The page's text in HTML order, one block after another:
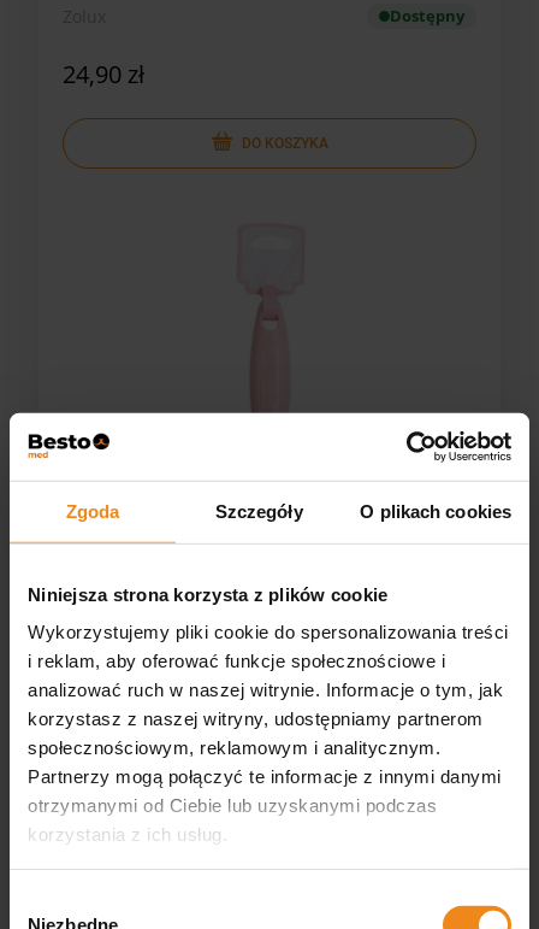
Zgoda Szczegóły O plikach cookies
Niniejsza strona korzysta z plików cookie
Wykorzystujemy pliki cookie do spersonalizowania treści
i reklam, aby oferować funkcje społecznościowe i
analizować ruch w naszej witrynie. Informacje o tym, jak
korzystasz z naszej witryny, udostępniamy partnerom
społecznościowym, reklamowym i analitycznym.
Partnerzy mogą połączyć te informacje z innymi danymi
otrzymanymi od Ciebie lub uzyskanymi podczas
korzystania z ich usług.
Niezbędne
Dostępny
24,90 zł
DO KOSZYKA
ANAH Rolka do zbierania sierści dla kotów Zolux
Zolux Dostępny
14,90 zł